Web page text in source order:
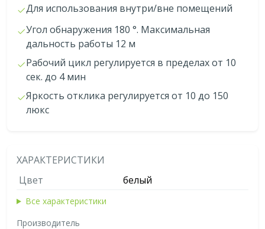
Для использования внутри/вне помещений
Угол обнаружения 180 °. Максимальная
дальность работы 12 м
Рабочий цикл регулируется в пределах от 10
сек. до 4 мин
Яркость отклика регулируется от 10 до 150
люкс
ХАРАКТЕРИСТИКИ
Цвет
белый
Все характеристики
Производитель